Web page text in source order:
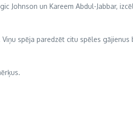
Johnson un Kareem Abdul-Jabbar,
spēja paredzēt citu spēles gājienus